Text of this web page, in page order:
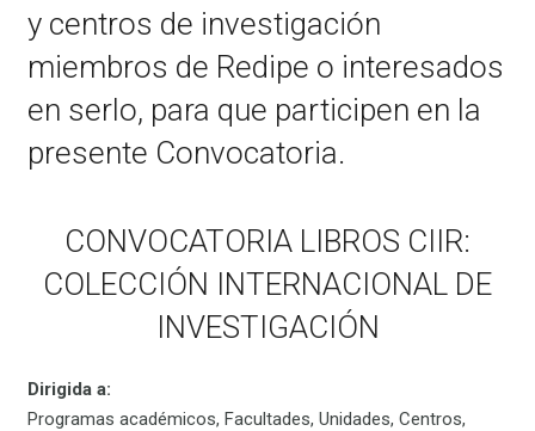
y centros de investigación
miembros de Redipe o interesados
en serlo, para que participen en la
presente Convocatoria.
CONVOCATORIA LIBROS CIIR:
COLECCIÓN INTERNACIONAL DE
INVESTIGACIÓN
Dirigida a:
Programas académicos, Facultades, Unidades, Centros,